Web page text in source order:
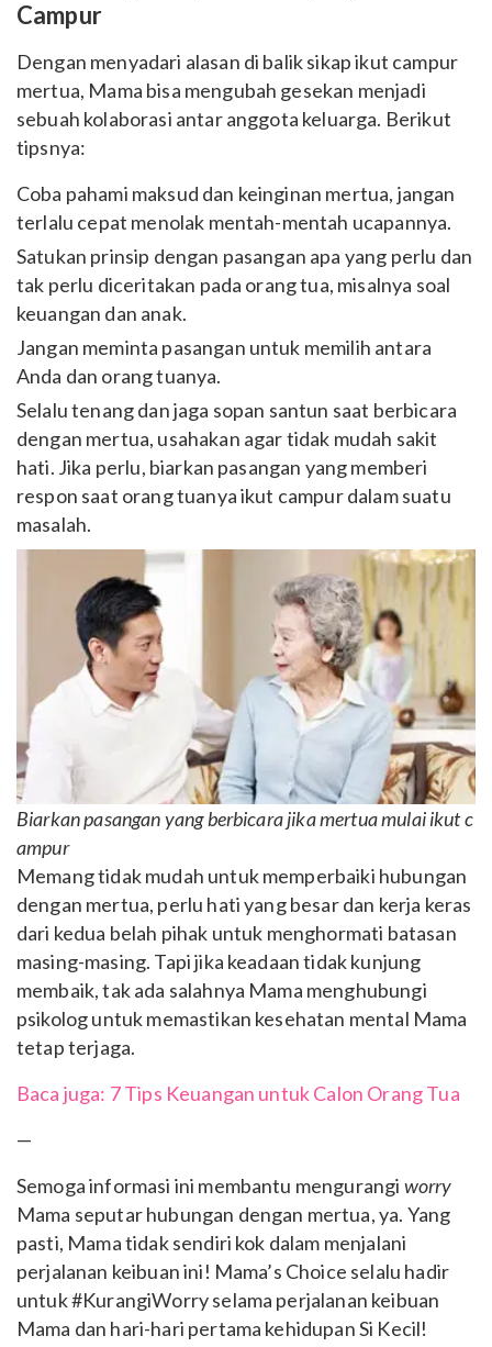
Campur
Dengan menyadari alasan di balik sikap ikut campur
mertua, Mama bisa mengubah gesekan menjadi
sebuah kolaborasi antar anggota keluarga. Berikut
tipsnya:
Coba pahami maksud dan keinginan mertua, jangan
terlalu cepat menolak mentah-mentah ucapannya.
Satukan prinsip dengan pasangan apa yang perlu dan
tak perlu diceritakan pada orang tua, misalnya soal
keuangan dan anak.
Jangan meminta pasangan untuk memilih antara
Anda dan orang tuanya.
Selalu tenang dan jaga sopan santun saat berbicara
dengan mertua, usahakan agar tidak mudah sakit
hati. Jika perlu, biarkan pasangan yang memberi
respon saat orang tuanya ikut campur dalam suatu
masalah.
Biarkan pasangan yang berbicara jika mertua mulai ikut c
ampur
Memang tidak mudah untuk memperbaiki hubungan
dengan mertua, perlu hati yang besar dan kerja keras
dari kedua belah pihak untuk menghormati batasan
masing-masing. Tapi jika keadaan tidak kunjung
membaik, tak ada salahnya Mama menghubungi
psikolog untuk memastikan kesehatan mental Mama
tetap terjaga.
Baca juga: 7 Tips Keuangan untuk Calon Orang Tua
—
Semoga informasi ini membantu mengurangi worry
Mama seputar hubungan dengan mertua, ya. Yang
pasti, Mama tidak sendiri kok dalam menjalani
perjalanan keibuan ini! Mama’s Choice selalu hadir
untuk #KurangiWorry selama perjalanan keibuan
Mama dan hari-hari pertama kehidupan Si Kecil!